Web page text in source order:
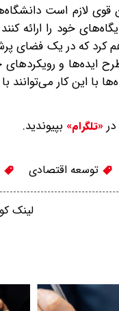
لازم است
خود را ارائه
کرد که در یک
ایده‌ها و
با این کار
«تلگرام» بپیوندید.
توسعه اقتصادی
لینک